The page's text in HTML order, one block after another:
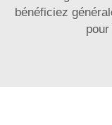
bénéficiez